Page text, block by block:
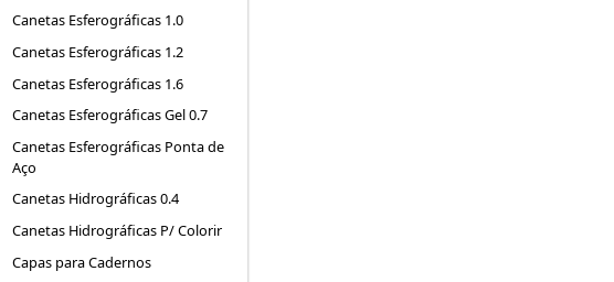
Canetas Esferográficas 1.0
Canetas Esferográficas 1.2
Canetas Esferográficas 1.6
Canetas Esferográficas Gel 0.7
Canetas Esferográficas Ponta de
Aço
Canetas Hidrográficas 0.4
Canetas Hidrográficas P/ Colorir
Capas para Cadernos